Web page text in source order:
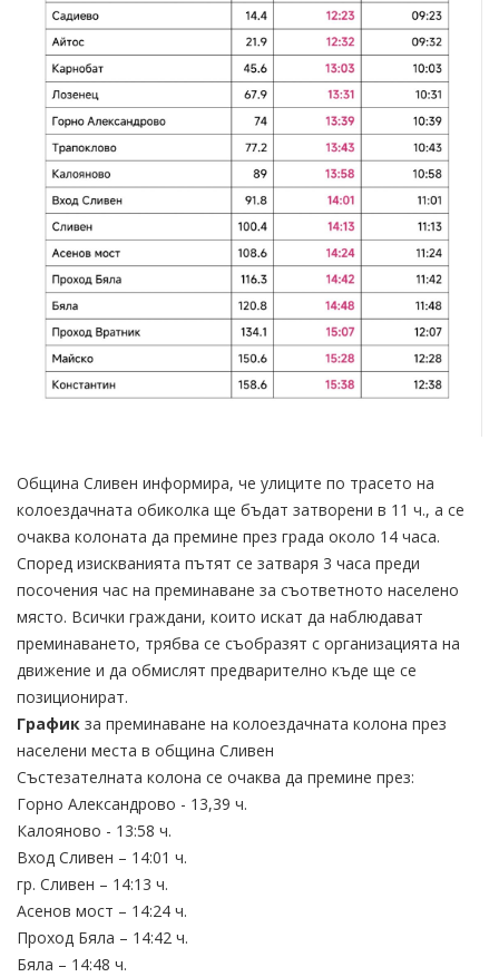
Община Сливен информира, че улиците по трасето на
колоездачната обиколка ще бъдат затворени в 11 ч., а се
очаква колоната да премине през града около 14 часа.
Според изискванията пътят се затваря 3 часа преди
посочения час на преминаване за съответното населено
място. Всички граждани, които искат да наблюдават
преминаването, трябва се съобразят с организацията на
движение и да обмислят предварително къде ще се
позиционират.
График за преминаване на колоездачната колона през
населени места в община Сливен
Състезателната колона се очаква да премине през:
Горно Александрово - 13,39 ч.
Калояново - 13:58 ч.
Вход Сливен – 14:01 ч.
гр. Сливен – 14:13 ч.
Асенов мост – 14:24 ч.
Проход Бяла – 14:42 ч.
Бяла – 14:48 ч.